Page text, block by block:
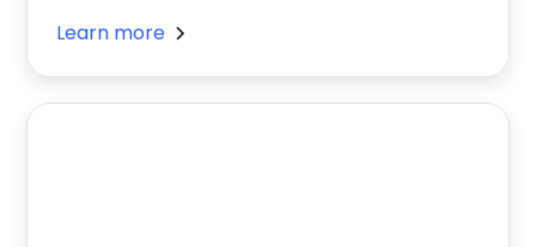
Learn more